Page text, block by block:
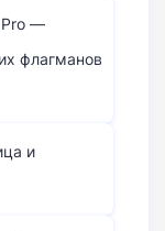
Pro —
флагманов
и